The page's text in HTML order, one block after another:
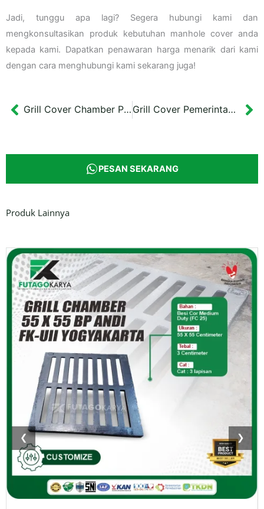
Jadi, tunggu apa lagi? Segera hubungi kami dan
mengkonsultasikan produk kebutuhan manhole cover anda
kepada kami. Dapatkan penawaran harga menarik dari kami
dengan cara menghubungi kami sekarang juga!
Prev Grill Cover Chamber Panjang Semarang Grill Cover Pemerintah Kota Surabaya
PESAN SEKARANG
Produk Lainnya
❮ ❯